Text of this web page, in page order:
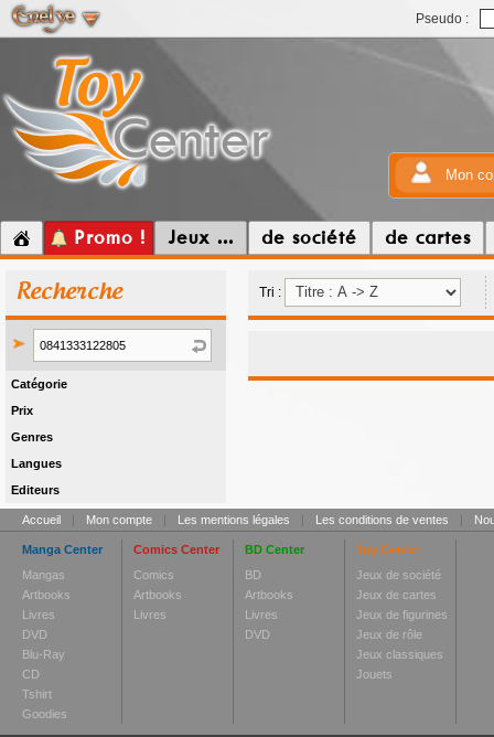
Pseudo :
Mon
Promo ! Jeux ... de société de cartes
Recherche
Catégorie
Prix
Genres
Langues
Editeurs
Tri :
Accueil | Mon compte | Les mentions légales | Les conditions de ventes |
Manga Center
Mangas
Artbooks
Livres
DVD
Blu-Ray
CD
Tshirt
Goodies
Comics Center
Comics
Artbooks
Livres
BD Center
BD
Artbooks
Livres
DVD
Toy Center
Jeux de société
Jeux de cartes
Jeux de figurines
Jeux de rôle
Jeux classiques
Jouets